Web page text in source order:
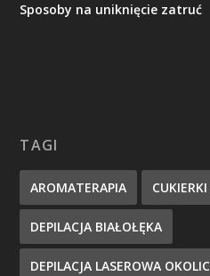
Sposoby na uniknięcie zatruć
TAGI
AROMATERAPIA
DEPILACJA BIAŁOŁĘKA
DEPILACJA LASEROWA